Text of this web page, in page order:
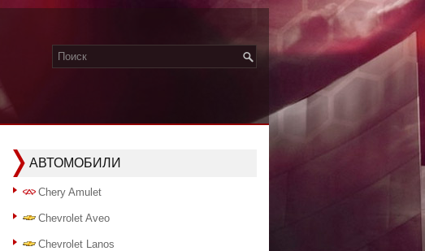
АВТОМОБИЛИ
Chery Amulet
Chevrolet Aveo
Chevrolet Lanos